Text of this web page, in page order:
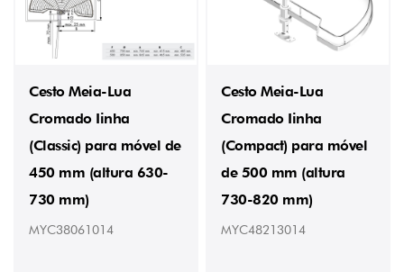
Cesto Meia-Lua
Cromado Iinha
(Classic) para móvel de
450 mm (altura 630-
730 mm)
MYC38061014
Cesto Meia-Lua
Cromado Iinha
(Compact) para móvel
de 500 mm (altura
730-820 mm)
MYC48213014